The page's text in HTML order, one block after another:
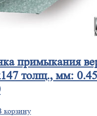
примыкания
толщ., мм:
корзину